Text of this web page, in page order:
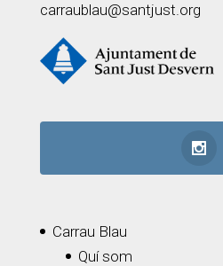
carraublau@santjust.org
Carrau Blau
Quí som